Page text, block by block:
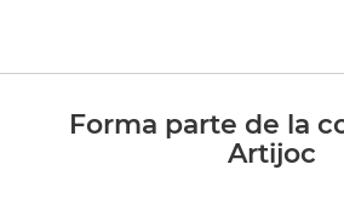
Forma parte de la
Artijoc